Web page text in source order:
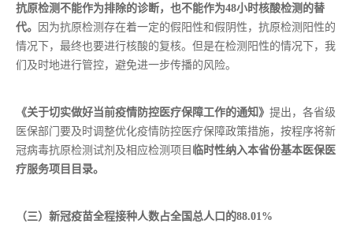
抗原检测不能作为排除的诊断，也不能作为48小时核酸检测的替
代。
因为抗原检测存在着一定的假阳性和假阴性，抗原检测阳性的
情况下，最终也要进行核酸的复核。但是在检测阳性的情况下，我
们及时地进行管控，避免进一步传播的风险。
《关于切实做好当前疫情防控医疗保障工作的通知》 提出，各省级
医保部门要及时调整优化疫情防控医疗保障政策措施，按程序将新
冠病毒抗原检测试剂及相应检测项目 临时性纳入本省份基本医保医
疗服务项目目录。
（三）新冠疫苗全程接种人数占全国总人口的88.01%